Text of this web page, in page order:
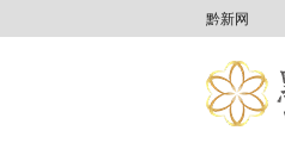
黔新网